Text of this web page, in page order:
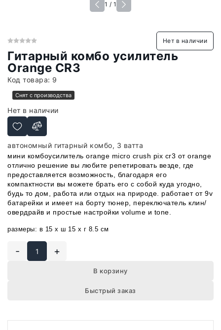
1 / 1
Нет в наличии
Гитарный комбо усилитель
Orange CR3
Код товара: 9
Снят с производства
Нет в наличии
автономный гитарный комбо, 3 ватта
мини комбоусилитель orange micro crush pix cr3 от orange
отлично решение вы любите репетировать везде, где
предоставляется возможность, благодаря его
компактности вы можете брать его с собой куда угодно,
будь то дом, работа или отдых на природе. работает от 9v
батарейки и имеет на борту тюнер, переключатель клин/
овердрайв и простые настройки volume и tone.
размеры: в 15 x ш 15 x г 8.5 см
- +
В корзину
Быстрый заказ